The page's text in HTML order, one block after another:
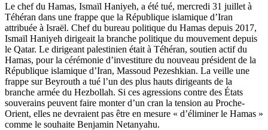
Le chef du Hamas, Ismaïl Haniyeh, a été tué, mercredi 31 juillet à
Téhéran dans une frappe que la République islamique d’Iran
attribuée à Israël. Chef du bureau politique du Hamas depuis 2017,
Ismaïl Haniyeh dirigeait la branche politique du mouvement depuis
le Qatar. Le dirigeant palestinien était à Téhéran, soutien actif du
Hamas, pour la cérémonie d’investiture du nouveau président de la
République islamique d’Iran, Massoud Pezeshkian. La veille une
frappe sur Beyrouth a tué l’un des plus hauts dirigeants de la
branche armée du Hezbollah. Si ces agressions contre des États
souverains peuvent faire monter d’un cran la tension au Proche-
Orient, elles ne devraient pas être en mesure « d’éliminer le Hamas »
comme le souhaite Benjamin Netanyahu.